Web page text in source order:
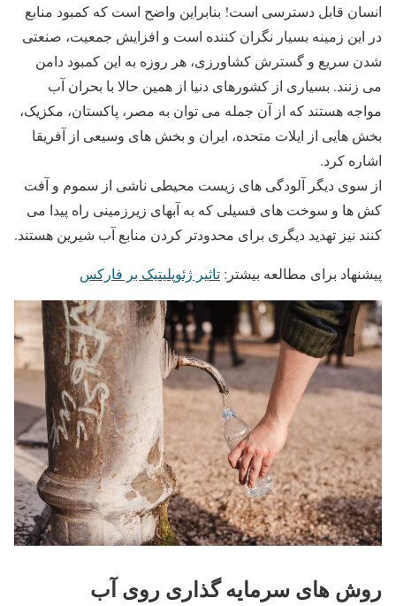
انسان قابل دسترسی است! بنابراین واضح است که کمبود منابع
در این زمینه بسیار نگران کننده است و افزایش جمعیت، صنعتی
شدن سریع و گسترش کشاورزی، هر روزه به این کمبود دامن
می زنند. بسیاری از کشورهای دنیا از همین حالا با بحران آب
مواجه هستند که از آن جمله می توان به مصر، پاکستان، مکزیک،
بخش هایی از ایلات متحده، ایران و بخش های وسیعی از آفریقا
اشاره کرد.
از سوی دیگر آلودگی های زیست محیطی ناشی از سموم و آفت
کش ها و سوخت های فسیلی که به آبهای زیرزمینی راه پیدا می
کنند نیز تهدید دیگری برای محدودتر کردن منابع آب شیرین هستند.
پیشنهاد برای مطالعه بیشتر: تاثیر ژئوپلیتیک بر فارکس
روش های سرمایه گذاری روی آب